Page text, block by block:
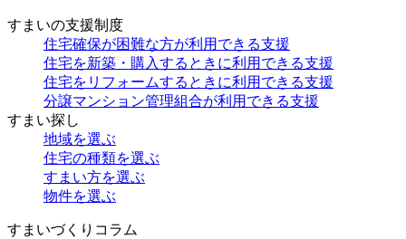
すまいの支援制度
住宅確保が困難な方が利用できる支援
住宅を新築・購入するときに利用できる支援
住宅をリフォームするときに利用できる支援
分譲マンション管理組合が利用できる支援
すまい探し
地域を選ぶ
住宅の種類を選ぶ
すまい方を選ぶ
物件を選ぶ
すまいづくりコラム